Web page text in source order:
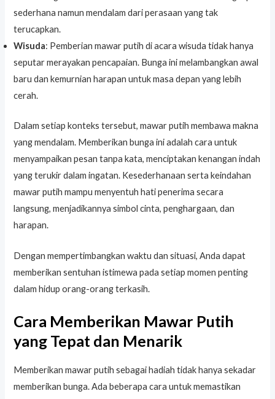
sederhana namun mendalam dari perasaan yang tak
terucapkan.
Wisuda: Pemberian mawar putih di acara wisuda tidak hanya
seputar merayakan pencapaian. Bunga ini melambangkan awal
baru dan kemurnian harapan untuk masa depan yang lebih
cerah.
Dalam setiap konteks tersebut, mawar putih membawa makna
yang mendalam. Memberikan bunga ini adalah cara untuk
menyampaikan pesan tanpa kata, menciptakan kenangan indah
yang terukir dalam ingatan. Kesederhanaan serta keindahan
mawar putih mampu menyentuh hati penerima secara
langsung, menjadikannya simbol cinta, penghargaan, dan
harapan.
Dengan mempertimbangkan waktu dan situasi, Anda dapat
memberikan sentuhan istimewa pada setiap momen penting
dalam hidup orang-orang terkasih.
Cara Memberikan Mawar Putih
yang Tepat dan Menarik
Memberikan mawar putih sebagai hadiah tidak hanya sekadar
memberikan bunga. Ada beberapa cara untuk memastikan